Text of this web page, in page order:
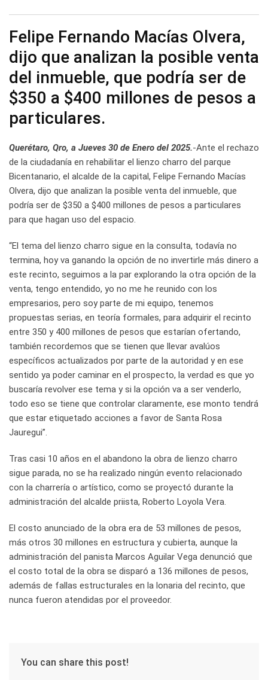
Felipe Fernando Macías Olvera,
dijo que analizan la posible venta
del inmueble, que podría ser de
$350 a $400 millones de pesos a
particulares.
Querétaro, Qro, a Jueves 30 de Enero del 2025.-Ante el rechazo
de la ciudadanía en rehabilitar el lienzo charro del parque
Bicentanario, el alcalde de la capital, Felipe Fernando Macías
Olvera, dijo que analizan la posible venta del inmueble, que
podría ser de $350 a $400 millones de pesos a particulares
para que hagan uso del espacio.
“El tema del lienzo charro sigue en la consulta, todavía no
termina, hoy va ganando la opción de no invertirle más dinero a
este recinto, seguimos a la par explorando la otra opción de la
venta, tengo entendido, yo no me he reunido con los
empresarios, pero soy parte de mi equipo, tenemos
propuestas serias, en teoría formales, para adquirir el recinto
entre 350 y 400 millones de pesos que estarían ofertando,
también recordemos que se tienen que llevar avalúos
específicos actualizados por parte de la autoridad y en ese
sentido ya poder caminar en el prospecto, la verdad es que yo
buscaría revolver ese tema y si la opción va a ser venderlo,
todo eso se tiene que controlar claramente, ese monto tendrá
que estar etiquetado acciones a favor de Santa Rosa
Jauregui”.
Tras casi 10 años en el abandono la obra de lienzo charro
sigue parada, no se ha realizado ningún evento relacionado
con la charrería o artístico, como se proyectó durante la
administración del alcalde priista, Roberto Loyola Vera.
El costo anunciado de la obra era de 53 millones de pesos,
más otros 30 millones en estructura y cubierta, aunque la
administración del panista Marcos Aguilar Vega denunció que
el costo total de la obra se disparó a 136 millones de pesos,
además de fallas estructurales en la lonaria del recinto, que
nunca fueron atendidas por el proveedor.
You can share this post!